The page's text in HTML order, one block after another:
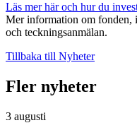
Läs mer här och hur du
Mer information om fonden,
och teckningsanmälan.
Tillbaka till Nyheter
Fler nyheter
3 augusti